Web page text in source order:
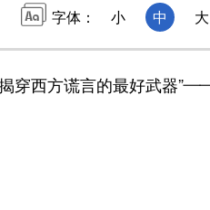
字体： 小 中 大
西方谎言的最好武器